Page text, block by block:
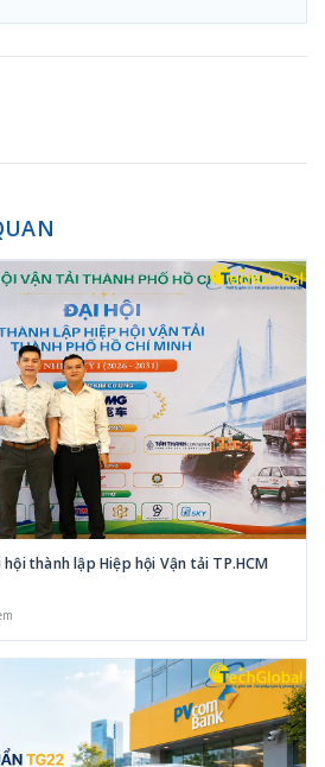
thành lập Hiệp hội Vận tải TP.HCM